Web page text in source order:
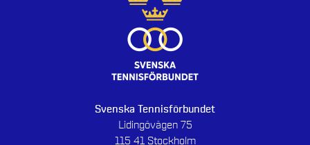
Svenska Tennisförbundet
Lidingövägen 75
115 41 Stockholm